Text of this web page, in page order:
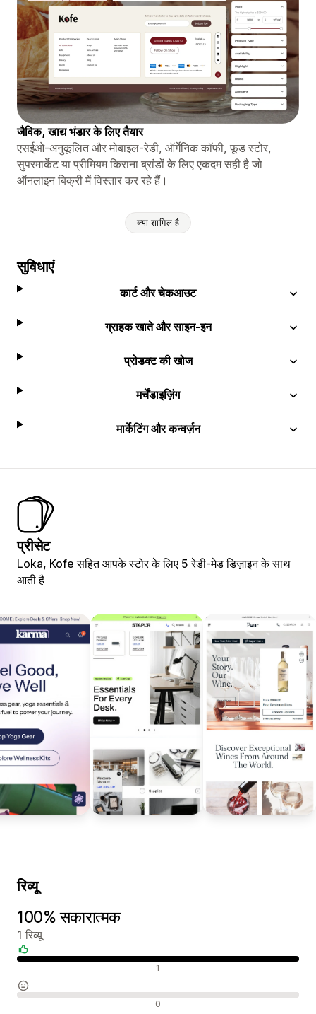
जैविक, खाद्य भंडार के लिए तैयार
एसईओ-अनुकूलित और मोबाइल-रेडी, ऑर्गेनिक कॉफी, फूड स्टोर,
सुपरमार्केट या प्रीमियम किराना ब्रांडों के लिए एकदम सही है जो
ऑनलाइन बिक्री में विस्तार कर रहे हैं।
क्या शामिल है
सुविधाएं
कार्ट और चेकआउट
ग्राहक खाते और साइन-इन
प्रोडक्ट की खोज
मर्चेंडाइज़िंग
मार्केटिंग और कन्वर्ज़न
प्रीसेट
Loka, Kofe सहित आपके स्टोर के लिए 5 रेडी-मेड डिज़ाइन के साथ
आती है
रिव्यू
100% सकारात्मक
1 रिव्यू
1
0